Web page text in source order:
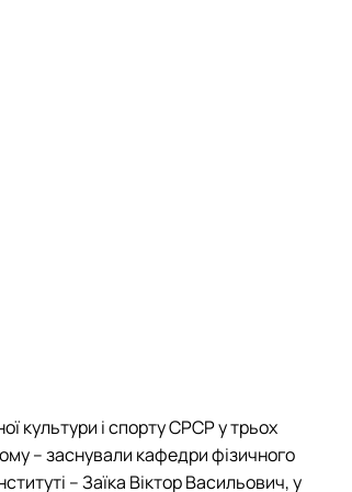
культури і спорту СРСР у трьох
– заснували кафедри фізичного
– Заїка Віктор Васильович, у